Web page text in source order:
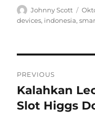
Author
Johnny Scott
on
devices, indonesia,
pos
PREVIOUS
Previous
post:
Kalahkan
Slot Higgs